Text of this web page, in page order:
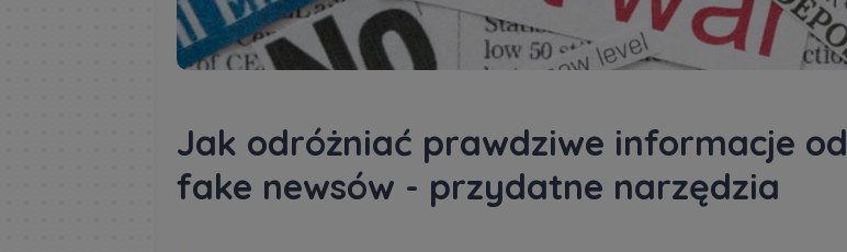
Jak odróżniać prawdziwe informacje od
fake newsów - przydatne narzędzia